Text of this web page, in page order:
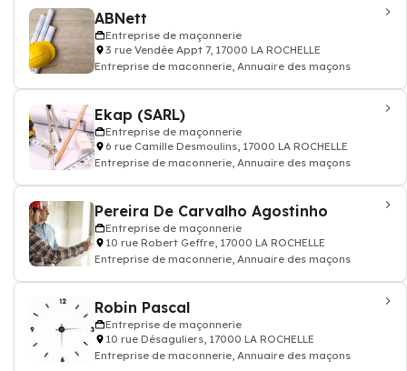
ABNett
Entreprise de maçonnerie
3 rue Vendée Appt 7, 17000 LA ROCHELLE
Entreprise de maconnerie, Annuaire des maçons
Ekap (SARL)
Entreprise de maçonnerie
6 rue Camille Desmoulins, 17000 LA ROCHELLE
Entreprise de maconnerie, Annuaire des maçons
Pereira De Carvalho Agostinho
Entreprise de maçonnerie
10 rue Robert Geffre, 17000 LA ROCHELLE
Entreprise de maconnerie, Annuaire des maçons
Robin Pascal
Entreprise de maçonnerie
10 rue Désaguliers, 17000 LA ROCHELLE
Entreprise de maconnerie, Annuaire des maçons